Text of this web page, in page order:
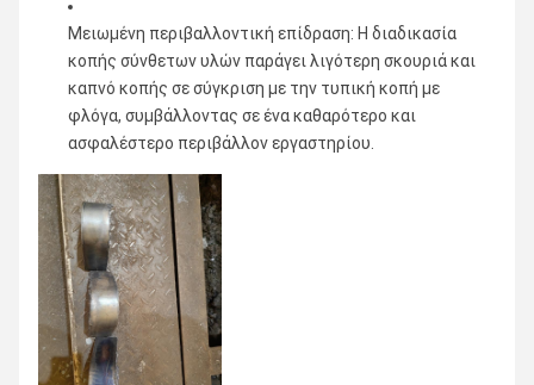
Μειωμένη περιβαλλοντική επίδραση: Η διαδικασία
κοπής σύνθετων υλών παράγει λιγότερη σκουριά και
καπνό κοπής σε σύγκριση με την τυπική κοπή με
φλόγα, συμβάλλοντας σε ένα καθαρότερο και
ασφαλέστερο περιβάλλον εργαστηρίου.